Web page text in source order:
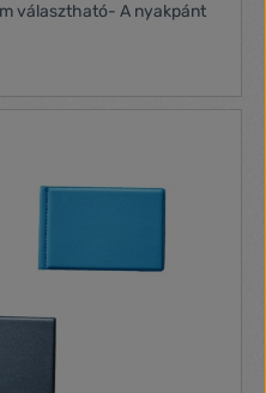
választható- A nyakpánt